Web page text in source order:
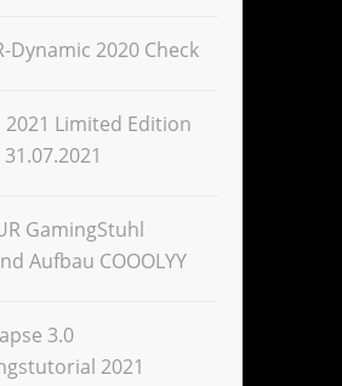
Dynamic 2020 Check
2021 Limited Edition
GamingStuhl
Aufbau COOOLYY
3.0
2021